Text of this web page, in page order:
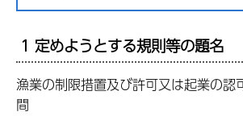
1 定めようとする規則等の題名
漁業の制限措置及び許可又は起業の認
間